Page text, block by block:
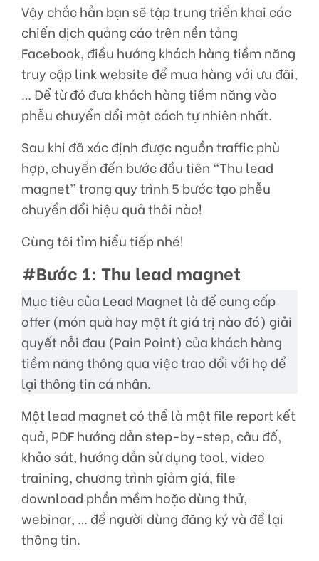
Vậy chắc hẳn bạn sẽ tập trung triển khai các
chiến dịch quảng cáo trên nền tảng
Facebook, điều hướng khách hàng tiềm năng
truy cập link website để mua hàng với ưu đãi,
… Để từ đó đưa khách hàng tiềm năng vào
phễu chuyển đổi một cách tự nhiên nhất.
Sau khi đã xác định được nguồn traffic phù
hợp, chuyển đến bước đầu tiên “Thu lead
magnet” trong quy trình 5 bước tạo phễu
chuyển đổi hiệu quả thôi nào!
Cùng tôi tìm hiểu tiếp nhé!
#Bước 1: Thu lead magnet
Mục tiêu của Lead Magnet là để cung cấp
offer (món quà hay một ít giá trị nào đó) giải
quyết nỗi đau (Pain Point) của khách hàng
tiềm năng thông qua việc trao đổi với họ để
lại thông tin cá nhân.
Một lead magnet có thể là một file report kết
quả, PDF hướng dẫn step-by-step, câu đố,
khảo sát, hướng dẫn sử dụng tool, video
training, chương trình giảm giá, file
download phần mềm hoặc dùng thử,
webinar, … để người dùng đăng ký và để lại
thông tin.